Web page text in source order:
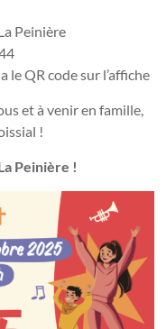
Peinière
QR code sur l’affiche
et à venir en famille,
!
Peinière !